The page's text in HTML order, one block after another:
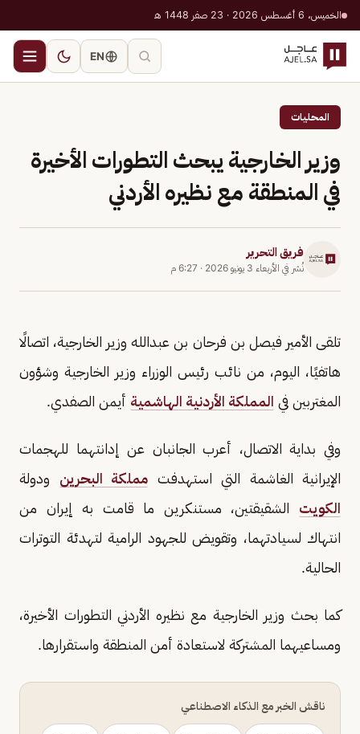
الخميس، 6 أغسطس 2026 · 23 صفر 1448 هـ
EN
المحليات
وزير الخارجية يبحث التطورات الأخيرة
في المنطقة مع نظيره الأردني
فريق التحرير
نُشر في الأربعاء 3 يونيو 2026 · 6:27 م
تلقى الأمير فيصل بن فرحان بن عبدالله وزير الخارجية، اتصالًا
هاتفيًا، اليوم، من نائب رئيس الوزراء وزير الخارجية وشؤون
المغتربين في المملكة الأردنية الهاشمية أيمن الصفدي.
وفي بداية الاتصال، أعرب الجانبان عن إدانتهما للهجمات
الإيرانية الغاشمة التي استهدفت مملكة البحرين ودولة
الكويت الشقيقتين، مستنكرين ما قامت به إيران من
انتهاك لسيادتهما، وتقويض للجهود الرامية لتهدئة التوترات
الحالية.
كما بحث وزير الخارجية مع نظيره الأردني التطورات الأخيرة،
ومساعيهما المشتركة لاستعادة أمن المنطقة واستقرارها.
ناقش الخبر مع الذكاء الاصطناعي